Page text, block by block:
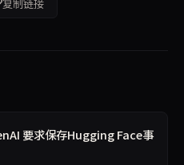
复制链接
要求保存Hugging Face事